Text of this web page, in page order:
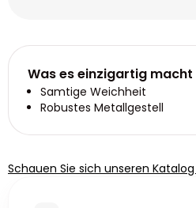
Was es einzigartig macht
Samtige Weichheit
Robustes Metallgestell
Schauen Sie sich unseren Katalog